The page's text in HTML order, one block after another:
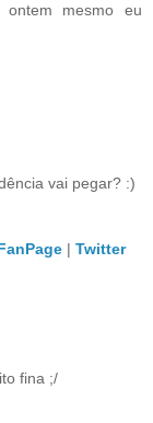
ontem mesmo eu
vai pegar? :)
| Twitter
fina ;/